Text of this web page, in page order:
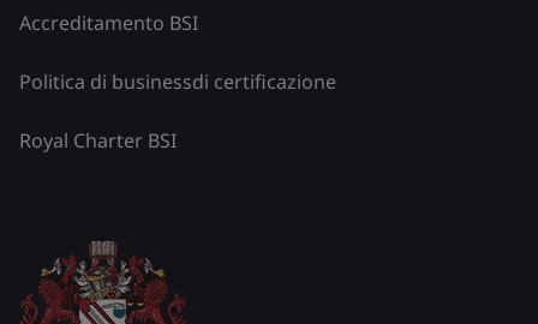
Accreditamento BSI
Politica di businessdi certificazione
Royal Charter BSI